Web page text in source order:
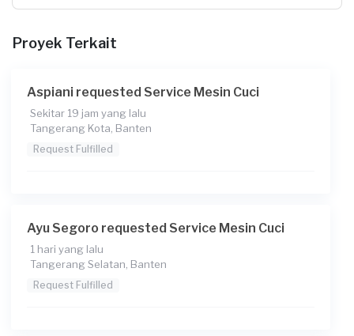
Berapa budget total untuk layanan ini?
Catatan
Proyek Terkait
Aspiani requested Service Mesin Cuci
Sekitar 19 jam yang lalu
Tangerang Kota, Banten
Request Fulfilled
Ayu Segoro requested Service Mesin Cuci
1 hari yang lalu
Tangerang Selatan, Banten
Request Fulfilled